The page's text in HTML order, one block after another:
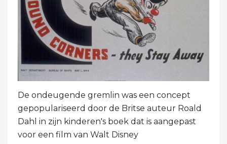
De ondeugende gremlin was een concept
gepopulariseerd door de Britse auteur Roald
Dahl in zijn kinderen's boek dat is aangepast
voor een film van Walt Disney